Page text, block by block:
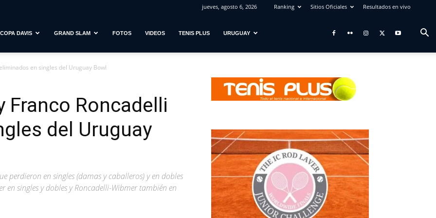
jueves, agosto 6, 2026 Ranking Sitios Oficiales Resultados en vivo
COPA DAVIS GRAND SLAM FOTOS VIDEOS TENIS PLUS URUGUAY
en singles del Uruguay Bowl
Franco Roncadelli
del Uruguay
perdieron en singles (damas y caballeros) y en dobles
en singles y dobles y Roncadelli-Wibmer también en